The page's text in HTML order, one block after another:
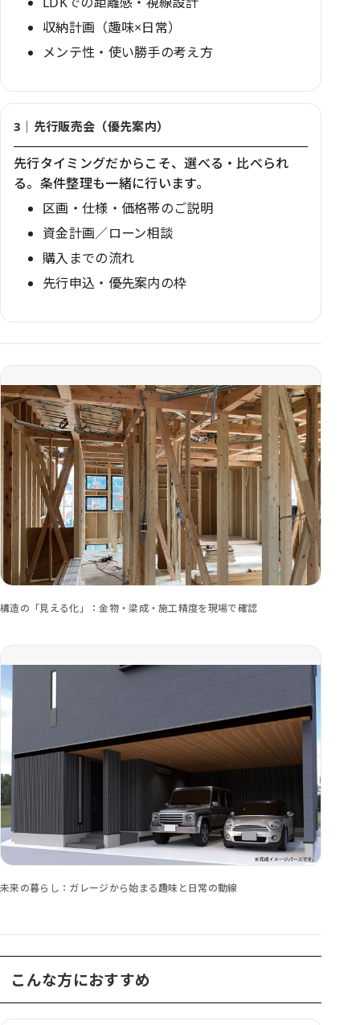
収納計画（趣味×日常）
メンテ性・使い勝手の考え方
3｜先行販売会（優先案内）
先行タイミングだからこそ、選べる・比べられ
る。条件整理も一緒に行います。
区画・仕様・価格帯のご説明
資金計画／ローン相談
購入までの流れ
先行申込・優先案内の枠
構造の「見える化」：金物・梁成・施工精度を現場で確認
未来の暮らし：ガレージから始まる趣味と日常の動線
こんな方におすすめ